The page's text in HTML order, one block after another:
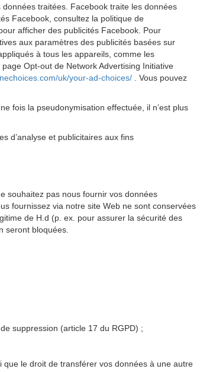
traitées. Facebook traite les données
Facebook, consultez la politique de
afficher des publicités Facebook. Pour
aux paramètres des publicités basées sur
à tous les appareils, comme les
Opt-out de Network Advertising Initiative
uk/your-ad-choices/
. Vous pouvez
fois la pseudonymisation effectuée, il n’est plus
d’analyse et publicitaires aux fins
souhaitez pas nous fournir vos données
fournissez via notre site Web ne sont conservées
de H.d (p. ex. pour assurer la sécurité des
seront bloquées.
suppression (article 17 du RGPD) ;
le droit de transférer vos données à une autre